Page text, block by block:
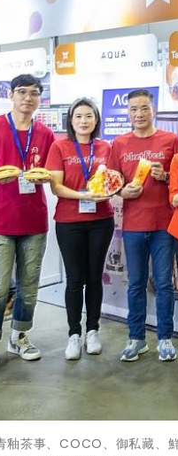
釉茶事、COCO、御私藏、